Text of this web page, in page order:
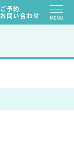
ご予約
お問い合わせ